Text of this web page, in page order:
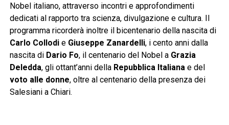
Nobel italiano, attraverso incontri e approfondimenti
dedicati al rapporto tra scienza, divulgazione e cultura. Il
programma ricorderà inoltre il bicentenario della nascita di
Carlo Collodie Giuseppe Zanardelli, i cento anni dalla
nascita di Dario Fo, il centenario del Nobel a Grazia
Deledda, gli ottant’anni della Repubblica Italianae del
voto alle donne, oltre al centenario della presenza dei
Salesiani a Chiari.